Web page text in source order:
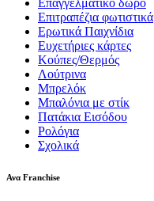
Επαγγελματικό δώρο
Επιτραπέζια φωτιστικά
Ερωτικά Παιχνίδια
Ευχετήριες κάρτες
Κούπες/Θερμός
Λούτρινα
Μπρελόκ
Μπαλόνια με στίκ
Πατάκια Εισόδου
Ρολόγια
Σχολικά
Ανα Franchise